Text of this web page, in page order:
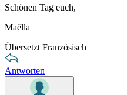
Schönen Tag euch,
Maëlla
Übersetzt Französisch
Antworten